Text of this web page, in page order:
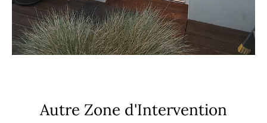
Autre Zone d'Intervention